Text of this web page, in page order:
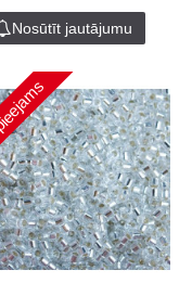
Nosūtīt jautājumu